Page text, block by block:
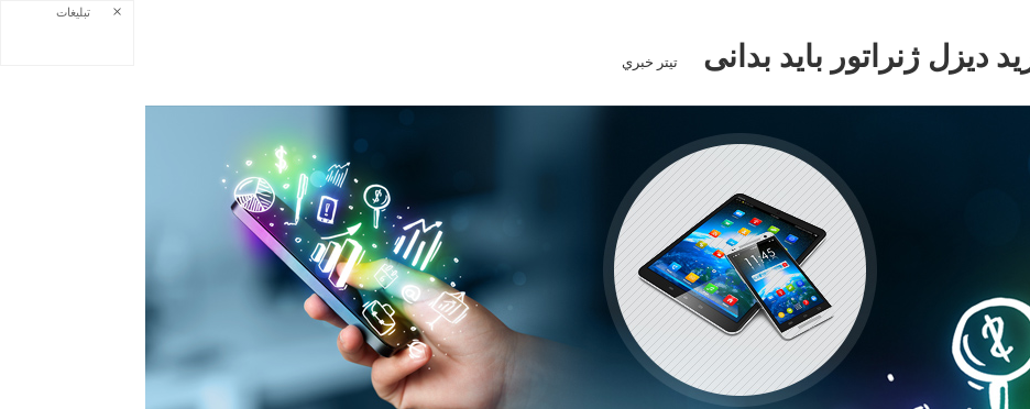
تيتر خبري
تبلیغات ×